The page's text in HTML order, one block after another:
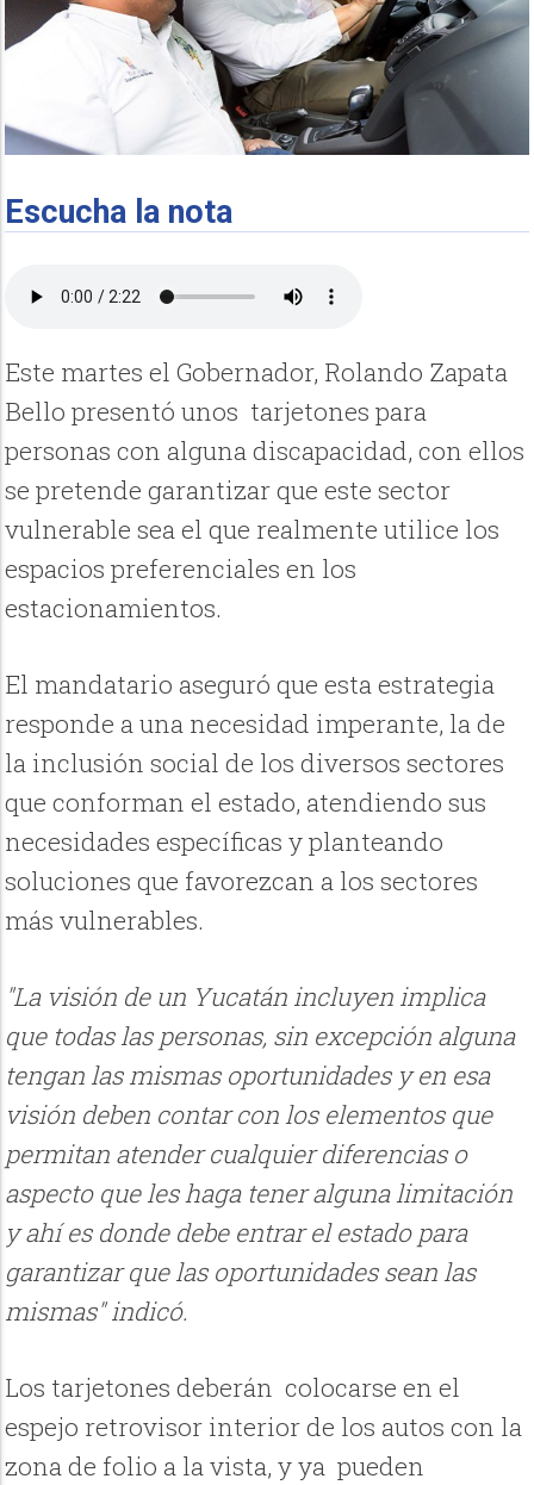
Escucha la nota
Este martes el Gobernador, Rolando Zapata
Bello presentó unos tarjetones para
personas con alguna discapacidad, con ellos
se pretende garantizar que este sector
vulnerable sea el que realmente utilice los
espacios preferenciales en los
estacionamientos.
El mandatario aseguró que esta estrategia
responde a una necesidad imperante, la de
la inclusión social de los diversos sectores
que conforman el estado, atendiendo sus
necesidades específicas y planteando
soluciones que favorezcan a los sectores
más vulnerables.
"La visión de un Yucatán incluyen implica
que todas las personas, sin excepción alguna
tengan las mismas oportunidades y en esa
visión deben contar con los elementos que
permitan atender cualquier diferencias o
aspecto que les haga tener alguna limitación
y ahí es donde debe entrar el estado para
garantizar que las oportunidades sean las
mismas" indicó.
Los tarjetones deberán colocarse en el
espejo retrovisor interior de los autos con la
zona de folio a la vista, y ya pueden